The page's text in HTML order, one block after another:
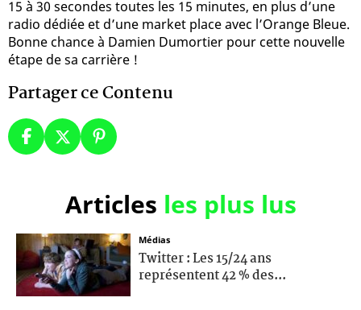
15 à 30 secondes toutes les 15 minutes, en plus d’une
radio dédiée et d’une market place avec l’Orange Bleue.
Bonne chance à Damien Dumortier pour cette nouvelle
étape de sa carrière !
Partager ce Contenu
Articles les plus lus
Médias
Twitter : Les 15/24 ans
représentent 42 % des...